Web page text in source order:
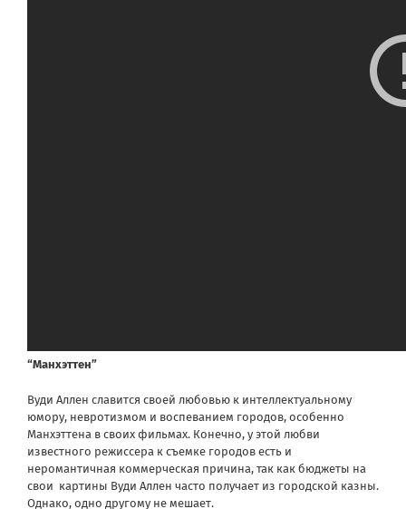
“Манхэттен”
Вуди Аллен славится своей любовью к интеллектуальному
юмору, невротизмом и воспеванием городов, особенно
Манхэттена в своих фильмах. Конечно, у этой любви
известного режиссера к съемке городов есть и
неромантичная коммерческая причина, так как бюджеты на
свои картины Вуди Аллен часто получает из городской казны.
Однако, одно другому не мешает.